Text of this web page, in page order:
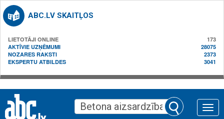
ABC.LV SKAITĻOS
LIETOTĀJI ONLINE
173
AKTĪVIE UZŅĒMUMI
28075
NOZARES RAKSTI
2373
EKSPERTU ATBILDES
3041
Toggle